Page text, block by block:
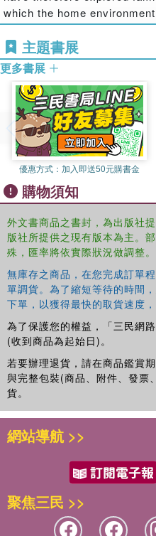
which the home
to come up with a new
A major feature of this
from family life psychology
authors present a typology
by case studies of
transgression. The general
transgression, applied
environment and built form,
theoretical perspective.
is an innovation which
interdisciplinary work in
research.
Adolescent Drinking and
researchers and
dynamics, and alcohol as
an interest in the link
environment. This new
implications for health
concerned with adolescent
主題書展
更多書展
優惠方式： 加入即送50元購書金
購物須知
外文書商品之書封，為出版社
版社所提供之現有版本為主。
殊，匯率將依實際狀況做調整。
無庫存之商品，在您完成訂單
單調貨。為了縮短等待的時間
下單，以獲得最快的取貨速度
為了保護您的權益，「三民網路
(收到商品為起始日)。
若要辦理退貨，請在商品鑑賞
與完整包裝(商品、附件、發票
貨。
網站導航 >>
聚焦三民 >>